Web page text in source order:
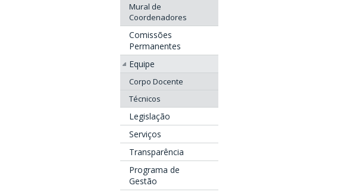
Mural de
Coordenadores
Comissões
Permanentes
Equipe
Corpo Docente
Técnicos
Legislação
Serviços
Transparência
Programa de
Gestão